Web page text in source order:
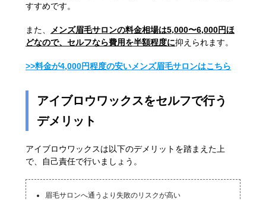
すすめです。
また、 メンズ眉毛サロンの料金相場は5,000〜6,000円ほ
どなので、セルフなら費用を半額程度に抑えられます。
>>料金が4,000円程度の安いメンズ眉毛サロンはこちら
アイブロウワックスをセルフで行う
デメリット
アイブロウワックスは以下のデメリットを踏まえた上
で、自己責任で行いましょう。
眉毛サロンへ通うより失敗のリスクが高い